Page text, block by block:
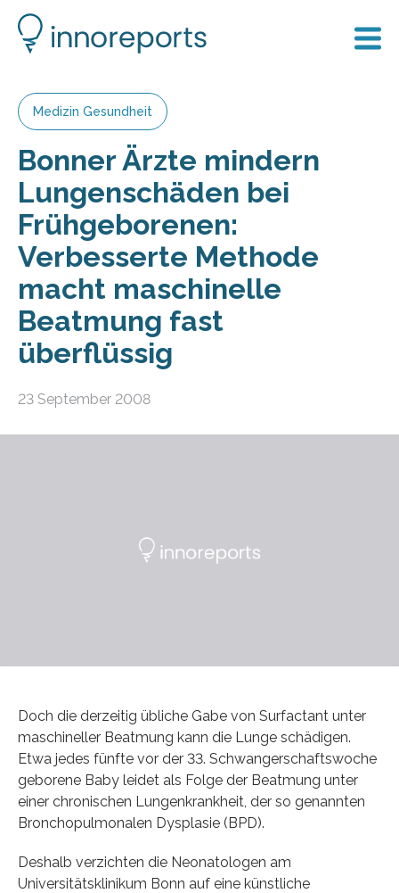
Medizin Gesundheit
Bonner Ärzte mindern
Lungenschäden bei
Frühgeborenen:
Verbesserte Methode
macht maschinelle
Beatmung fast
überflüssig
23 September 2008
Doch die derzeitig übliche Gabe von Surfactant unter
maschineller Beatmung kann die Lunge schädigen.
Etwa jedes fünfte vor der 33. Schwangerschaftswoche
geborene Baby leidet als Folge der Beatmung unter
einer chronischen Lungenkrankheit, der so genannten
Bronchopulmonalen Dysplasie (BPD).
Deshalb verzichten die Neonatologen am
Universitätsklinikum Bonn auf eine künstliche